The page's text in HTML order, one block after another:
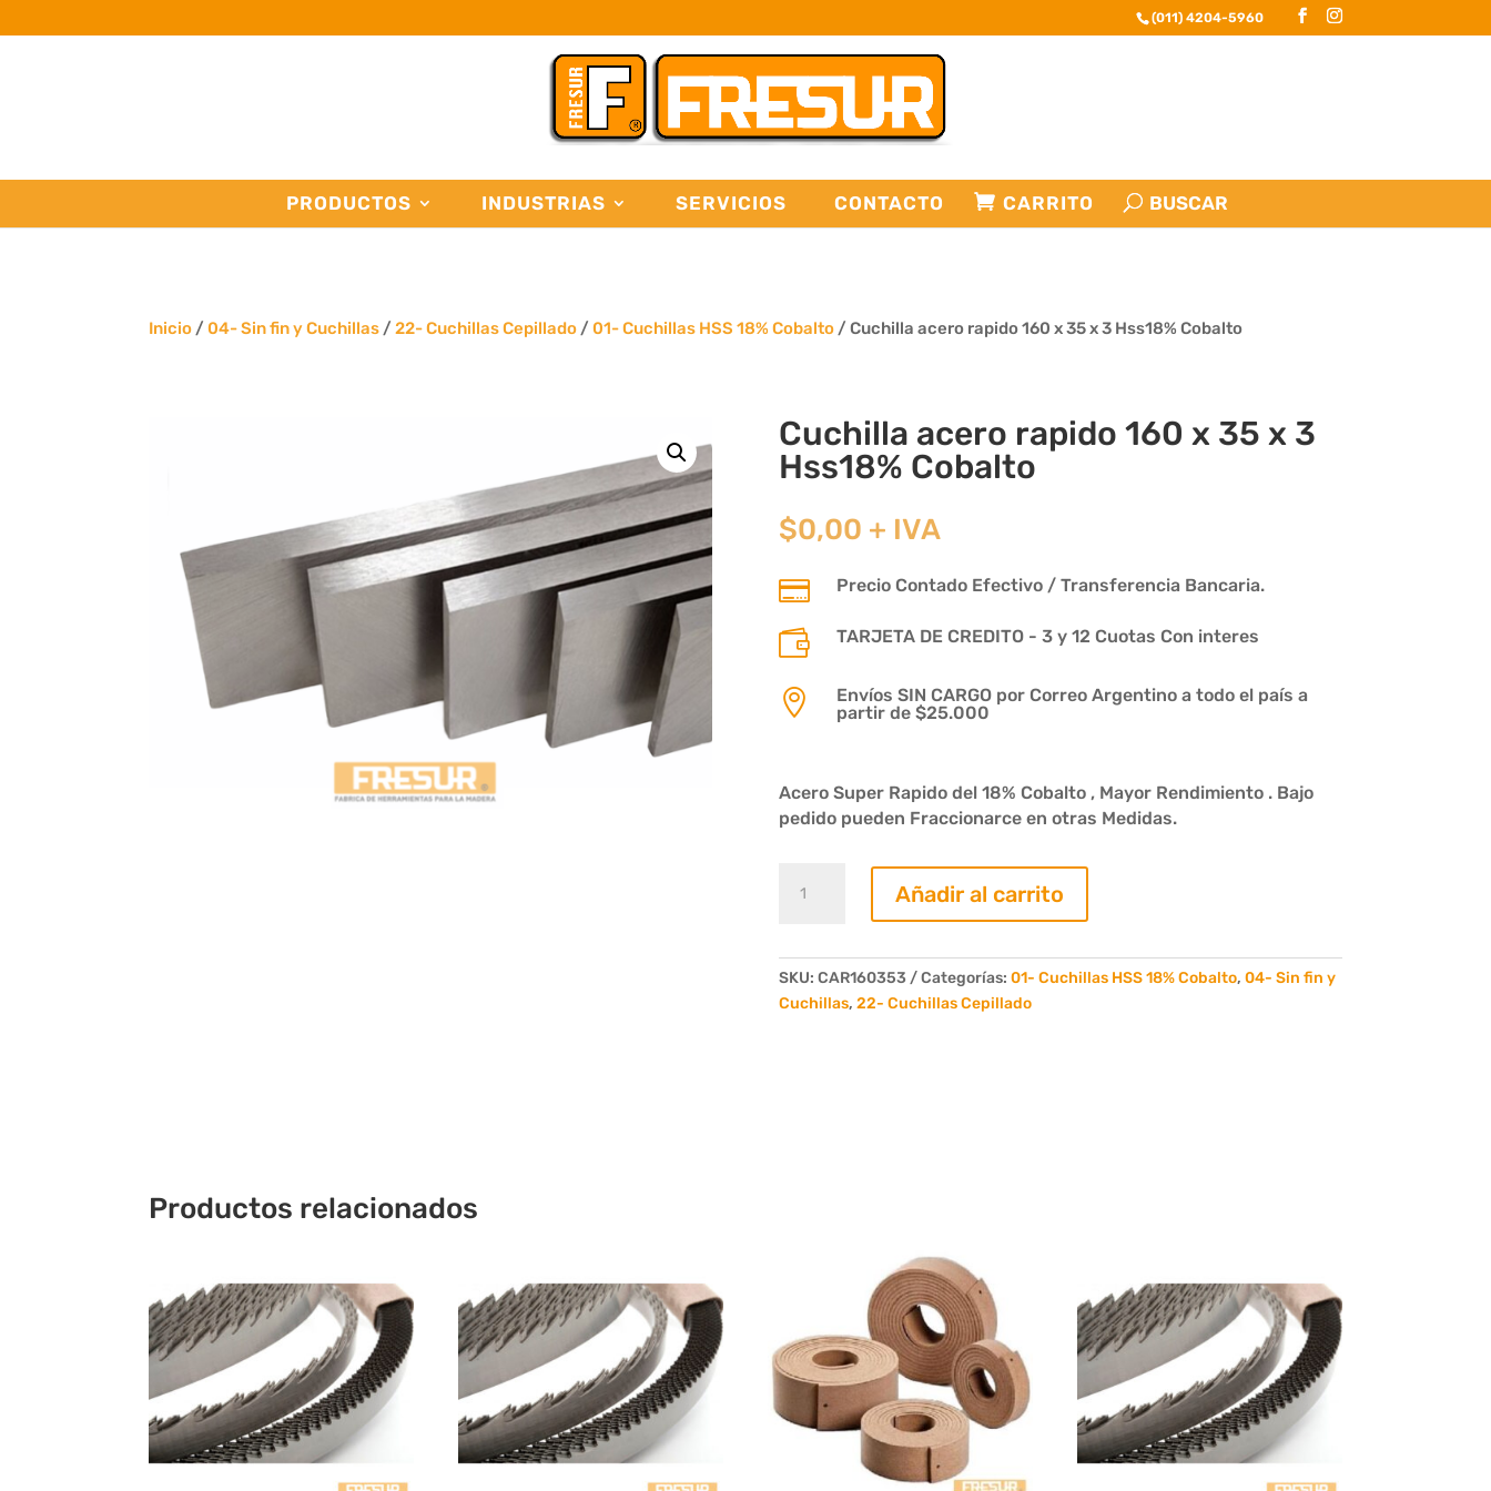
(011) 4204-5960
PRODUCTOS INDUSTRIAS SERVICIOS CONTACTO CARRITO
Inicio /04- Sin fin y Cuchillas /22- Cuchillas Cepillado /01- Cuchillas HSS 18% Cobalto / Cuchilla acero rapido 160 x 35 x 3 Hss18% Cobalto
Cuchilla acero rapido 160 x 35 x 3
Hss18% Cobalto
$0,00 + IVA
 Precio Contado Efectivo / Transferencia Bancaria.
 TARJETA DE CREDITO - 3 y 12 Cuotas Con interes

Envíos SIN CARGO por Correo Argentino a todo el país a
partir de $25.000
Acero Super Rapido del 18% Cobalto , Mayor Rendimiento . Bajo
pedido pueden Fraccionarce en otras Medidas.
acero
x
35
Añadir al carrito
SKU: CAR160353 Categorías: 01- Cuchillas HSS 18% Cobalto, 04- Sin fin y
Cuchillas, 22- Cuchillas Cepillado
Productos relacionados